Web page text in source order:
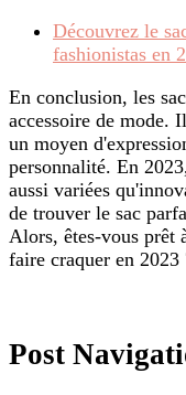
Découvrez le
fashionistas en
En conclusion, les
accessoire de mode.
un moyen
personnalité. En
aussi variées
de trouver le sac
Alors, êtes-vous prêt
faire craquer en 2023
Post